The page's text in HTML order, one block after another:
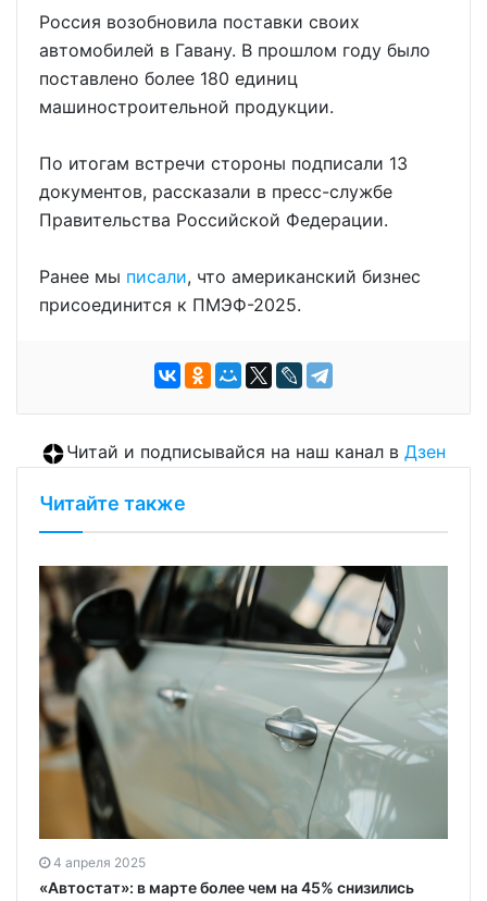
Россия возобновила поставки своих
автомобилей в Гавану. В прошлом году было
поставлено более 180 единиц
машиностроительной продукции.
По итогам встречи стороны подписали 13
документов, рассказали в пресс-службе
Правительства Российской Федерации.
Ранее мы писали, что американский бизнес
присоединится к ПМЭФ-2025.
Читай и подписывайся на наш канал в Дзен
Читайте также
4 апреля 2025
«Автостат»: в марте более чем на 45% снизились